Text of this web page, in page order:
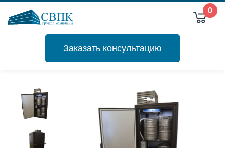
0
Заказать консультацию